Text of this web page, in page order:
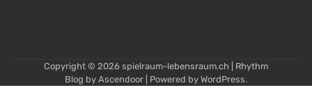
Copyright © 2026 spielraum-lebensraum.ch | Rhythm
Blog by Ascendoor | Powered by WordPress.